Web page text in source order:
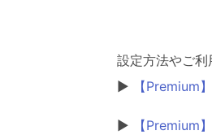
設定方法やご利
▶
【Premium
▶ 【Premium